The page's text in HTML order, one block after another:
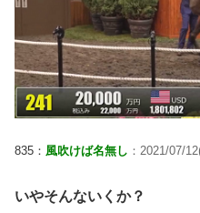
835： 風吹けば名無し ：2021/07/
いやそんないくか？